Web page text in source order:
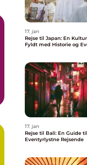
17. jan
Rejse til Japan: En
Fyldt med Historie og
17. jan
Rejse til Bali: En Guide til
Eventyrlystne Rejsende